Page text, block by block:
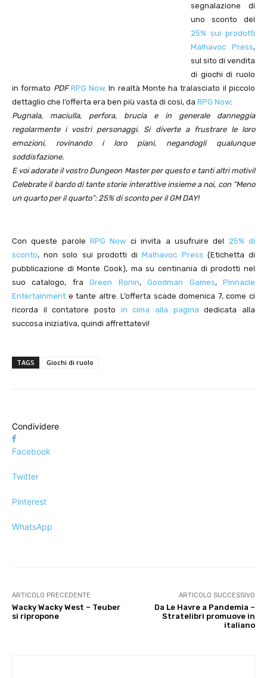
segnalazione di
uno sconto del
25% sui prodotti
Malhavoc Press,
sul sito di vendita
di giochi di ruolo
in formato PDF RPG Now. In realtà Monte ha tralasciato il piccolo
dettaglio che l’offerta era ben più vasta di così, da RPG Now:
Pugnala, maciulla, perfora, brucia e in generale danneggia
regolarmente i vostri personaggi. Si diverte a frustrare le loro
emozioni, rovinando i loro piani, negandogli qualunque
soddisfazione.
E voi adorate il vostro Dungeon Master per questo e tanti altri motivi!
Celebrate il bardo di tante storie interattive insieme a noi, con “Meno
un quarto per il quarto”: 25% di sconto per il GM DAY!
Con queste paroleRPG Now ci invita a usufruire del 25% di
sconto, non solo sui prodotti diMalhavoc Press (Etichetta di
pubblicazione di Monte Cook), ma su centinania di prodotti nel
suo catalogo, fraGreen Ronin,Goodman Games,Pinnacle
Entertainment e tante altre. L’offerta scade domenica 7, come ci
ricorda il contatore posto in cima alla pagina dedicata alla
succosa iniziativa, quindi affrettatevi!
TAGS Giochi di ruolo
Condividere
Facebook
Twitter
Pinterest
WhatsApp
ARTICOLO PRECEDENTE
Wacky Wacky West – Teuber
si ripropone
ARTICOLO SUCCESSIVO
Da Le Havre a Pandemia –
Stratelibri promuove in
italiano